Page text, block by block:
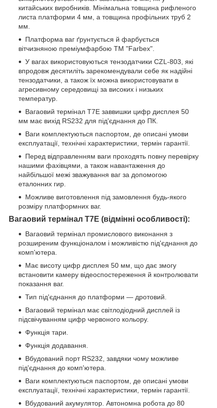
китайських виробників. Мінімальна товщина рифленого
листа платформи 4 мм, а товщина профільних труб 2
мм.
Платформа ваг ґрунтується й фарбується
вітчизняною преміумфарбою ТМ "Farbex".
У вагах використовуються тензодатчики CZL-803, які
впродовж десятиліть зарекомендували себе як надійні
тензодатчики, а також їх можна використовувати в
агресивному середовищі за високих і низьких
температур.
Вагаовий термінал T7E заввишки цифр дисплея 50
мм має вихід RS232 для під'єднання до ПК.
Ваги комплектуються паспортом, де описані умови
експлуатації, технічні характеристики, термін гарантії.
Перед відправленням ваги проходять повну перевірку
нашими фахівцями, а також навантаження до
найбільшої межі зважування ваг за допомогою
еталонних гир.
Можливе виготовлення під замовлення будь-якого
розміру платформних ваг.
Вагаовий термінал T7E (відмінні особливості):
Вагаовий термінал промислового виконання з
розширеним функціоналом і можливістю під'єднання до
комп'ютера.
Має висоту цифр дисплея 50 мм, що дає змогу
встановити камеру відеоспостереження й контролювати
показання ваг.
Тип під'єднання до платформи — дротовий.
Вагаовий термінал має світлодіодний дисплей із
підсвічуванням цифр червоного кольору.
Функція тари.
Функція додавання.
Вбудований порт RS232, завдяки чому можливе
під'єднання до комп'ютера.
Ваги комплектуються паспортом, де описані умови
експлуатації, технічні характеристики, термін гарантії.
Вбудований акумулятор. Автономна робота до 80